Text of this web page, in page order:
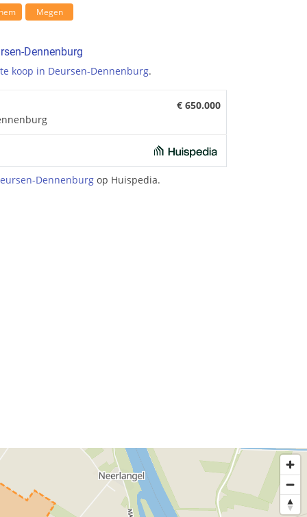
Megen
Dennenburg
te koop in Deursen-Dennenburg.
€ 650.000
Dennenburg op Huispedia.